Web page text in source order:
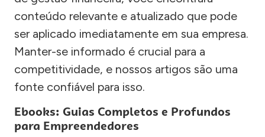
conteúdo relevante e atualizado que pode
ser aplicado imediatamente em sua empresa.
Manter-se informado é crucial para a
competitividade, e nossos artigos são uma
fonte confiável para isso.
Ebooks: Guias Completos e Profundos
para Empreendedores